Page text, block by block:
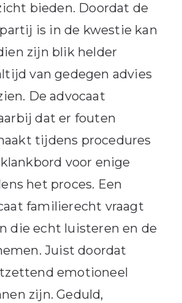
bieden. Doordat de
is in de kwestie kan
zijn blik helder
van gedegen advies
De advocaat
dat er fouten
tijdens procedures
voor enige
het proces. Een
familierecht vraagt
die echt luisteren en de
Juist doordat
emotioneel
zijn. Geduld,